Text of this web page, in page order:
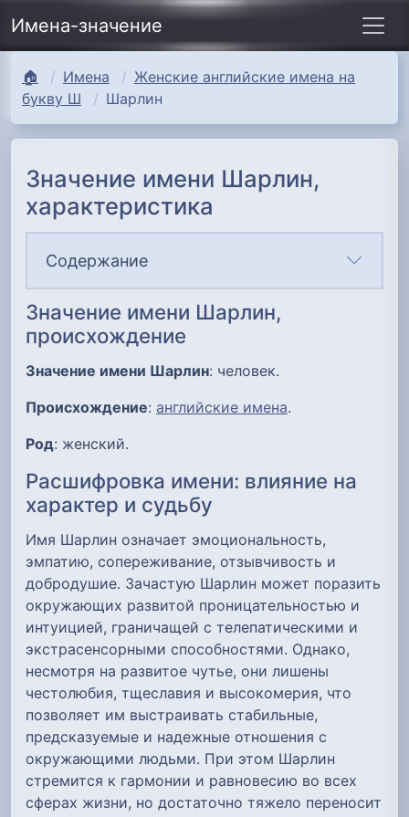
Имена-значение
🏠 Имена
Женские английские имена на
букву Ш
Шарлин
Значение имени Шарлин,
характеристика
Содержание
Значение имени Шарлин,
происхождение
Значение имени Шарлин: человек.
Происхождение: английские имена.
Род: женский.
Расшифровка имени: влияние на
характер и судьбу
Имя Шарлин означает эмоциональность,
эмпатию, сопереживание, отзывчивость и
добродушие. Зачастую Шарлин может поразить
окружающих развитой проницательностью и
интуицией, граничащей с телепатическими и
экстрасенсорными способностями. Однако,
несмотря на развитое чутье, они лишены
честолюбия, тщеславия и высокомерия, что
позволяет им выстраивать стабильные,
предсказуемые и надежные отношения с
окружающими людьми. При этом Шарлин
стремится к гармонии и равновесию во всех
сферах жизни, но достаточно тяжело переносит